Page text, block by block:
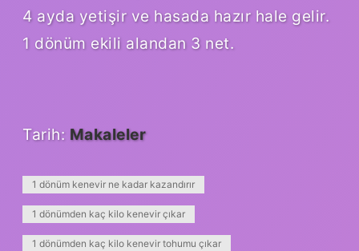
4 ayda yetişir ve hasada hazır hale gelir.
1 dönüm ekili alandan 3 net.
Tarih: Makaleler
1 dönüm kenevir ne kadar kazandırır
1 dönümden kaç kilo kenevir çıkar
1 dönümden kaç kilo kenevir tohumu çıkar